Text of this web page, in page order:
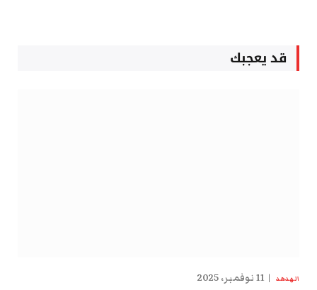
قد يعجبك
الهدهد 11 نوفمبر، 2025